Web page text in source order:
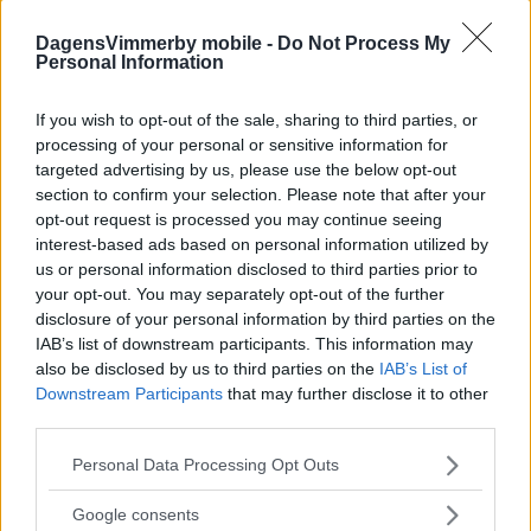
DagensVimmerby mobile - Do Not Process My
Personal Information
If you wish to opt-out of the sale, sharing to third parties, or
processing of your personal or sensitive information for
targeted advertising by us, please use the below opt-out
section to confirm your selection. Please note that after your
opt-out request is processed you may continue seeing
interest-based ads based on personal information utilized by
us or personal information disclosed to third parties prior to
your opt-out. You may separately opt-out of the further
disclosure of your personal information by third parties on the
IAB’s list of downstream participants. This information may
also be disclosed by us to third parties on the IAB’s List of
Downstream Participants that may further disclose it to other
Please note that this website/app uses one or more Google
not limited to your visit or usage behaviour. You may click to
Personal Data Processing Opt Outs
Google consents
Missade stora delar av säsongen – nu
har han förlängt med VIF
FOTBOLL 16 december 2018 15.37
Annons:
AVSLÖJAR